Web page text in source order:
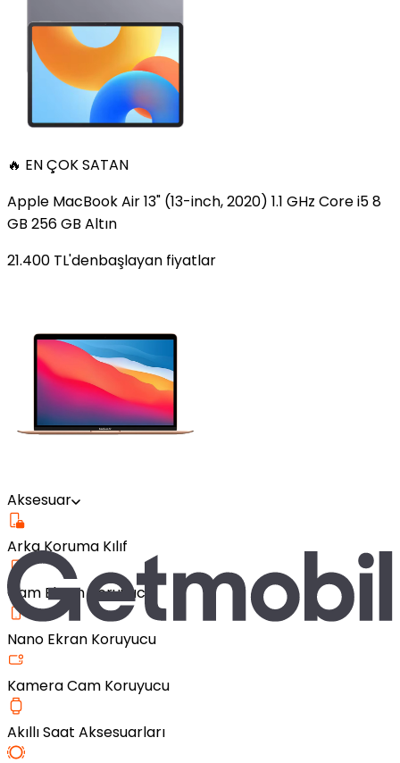
🔥 EN ÇOK SATAN
Apple MacBook Air 13" (13-inch, 2020) 1.1 GHz Core i5 8
GB 256 GB Altın
21.400 TL'denbaşlayan fiyatlar
Aksesuar
Arka Koruma Kılıf
Cam Ekran Koruyucu
Nano Ekran Koruyucu
Kamera Cam Koruyucu
Akıllı Saat Aksesuarları